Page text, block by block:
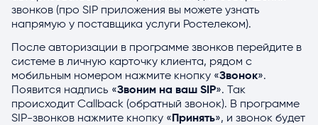
звонков (про SIP приложения вы можете узнать
напрямую у поставщика услуги Ростелеком).
После авторизации в программе звонков перейдите в
системе в личную карточку клиента, рядом с
мобильным номером нажмите кнопку «Звонок».
Появится надпись «Звоним на ваш SIP». Так
происходит Callback (обратный звонок). В программе
SIP-звонков нажмите кнопку « Принять», и звонок будет